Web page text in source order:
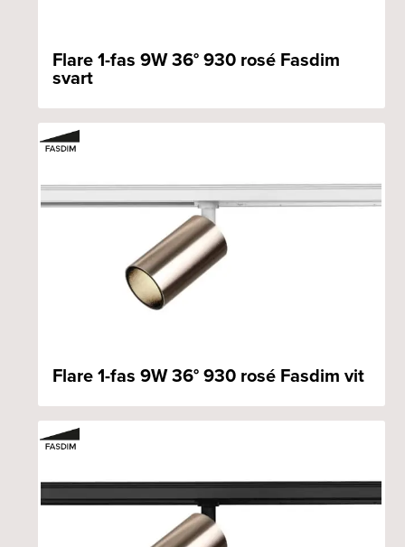
Flare 1-fas 9W 36° 930 rosé Fasdim
svart
Flare 1-fas 9W 36° 930 rosé Fasdim vit